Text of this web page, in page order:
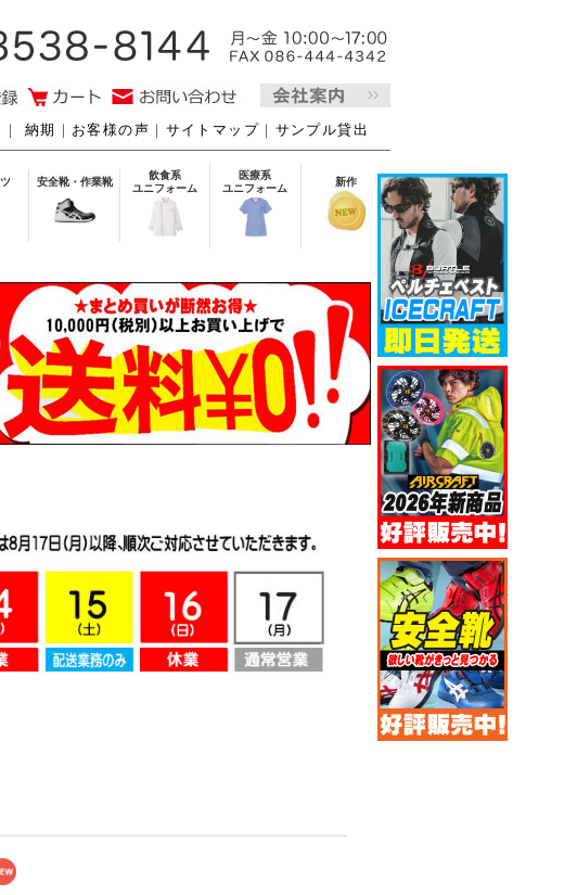
｜ 納期 ｜ お客様の声 ｜ サイトマップ ｜ サンプル貸出
安全靴・作業靴
飲食系
ユニフォーム
医療系
ユニフォーム
新作